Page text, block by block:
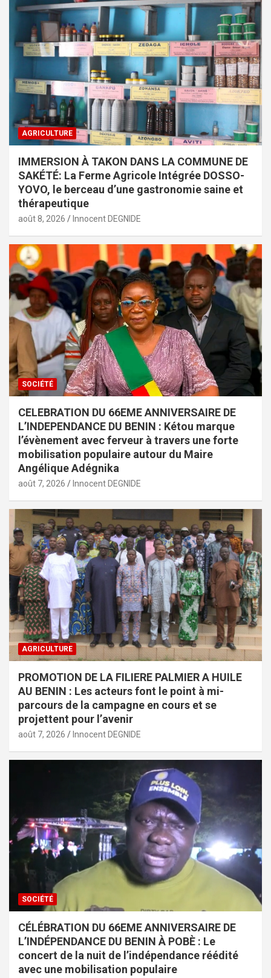
AGRICULTURE
IMMERSION À TAKON DANS LA COMMUNE DE
SAKÉTÉ: La Ferme Agricole Intégrée DOSSO-
YOVO, le berceau d’une gastronomie saine et
thérapeutique
août 8, 2026 Innocent DEGNIDE
SOCIÉTÉ
CELEBRATION DU 66EME ANNIVERSAIRE DE
L’INDEPENDANCE DU BENIN : Kétou marque
l’évènement avec ferveur à travers une forte
mobilisation populaire autour du Maire
Angélique Adégnika
août 7, 2026 Innocent DEGNIDE
AGRICULTURE
PROMOTION DE LA FILIERE PALMIER A HUILE
AU BENIN : Les acteurs font le point à mi-
parcours de la campagne en cours et se
projettent pour l’avenir
août 7, 2026 Innocent DEGNIDE
SOCIÉTÉ
CÉLÉBRATION DU 66EME ANNIVERSAIRE DE
L’INDÉPENDANCE DU BENIN À POBÈ : Le
concert de la nuit de l’indépendance réédité
avec une mobilisation populaire